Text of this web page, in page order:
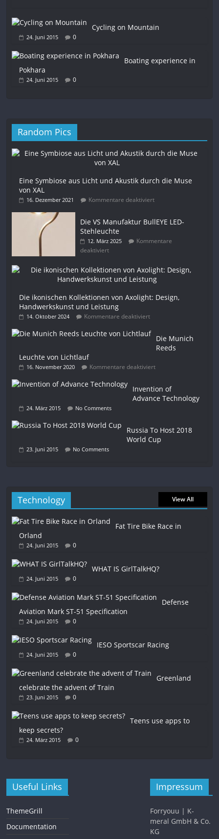
Cycling on Mountain
24. Juni 2015 0
Boating experience in
Pokhara
24. Juni 2015 0
Random Pics
Eine Symbiose aus Licht und Akustik durch die Muse
von XAL
16. Dezember 2021 Kommentare deaktiviert
Die VS Manufaktur BullEYE LED-
Stehleuchte
12. März 2025
Kommentare
deaktiviert
Die ikonischen Kollektionen von Axolight: Design,
Handwerkskunst und Leistung
14. Oktober 2024 Kommentare deaktiviert
Die Munich
Reeds
Leuchte von Lichtlauf
16. November 2020 Kommentare deaktiviert
Invention of
Advance Technology
24. März 2015 No Comments
Russia To Host 2018
World Cup
23. Juni 2015 No Comments
Technology View All
Fat Tire Bike Race in
Orland
24. Juni 2015 0
WHAT IS GirlTalkHQ?
24. Juni 2015 0
Defense
Aviation Mark ST-51 Specification
24. Juni 2015 0
IESO Sportscar Racing
24. Juni 2015 0
Greenland
celebrate the advent of Train
23. Juni 2015 0
Teens use apps to
keep secrets?
24. März 2015 0
Useful Links
ThemeGrill
Documentation
Impressum
Forryouu | K-
meral GmbH & Co.
KG